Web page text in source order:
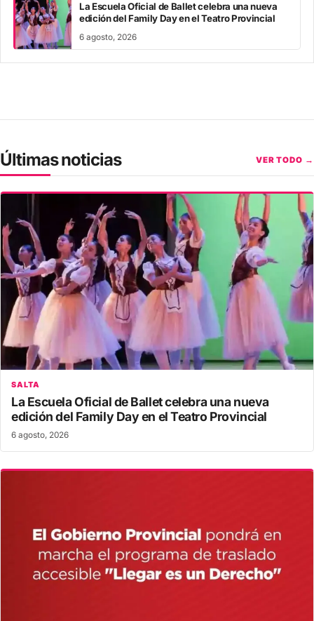
La Escuela Oficial de Ballet celebra una nueva
edición del Family Day en el Teatro Provincial
6 agosto, 2026
Últimas noticias VER TODO →
SALTA
La Escuela Oficial de Ballet celebra una nueva
edición del Family Day en el Teatro Provincial
6 agosto, 2026